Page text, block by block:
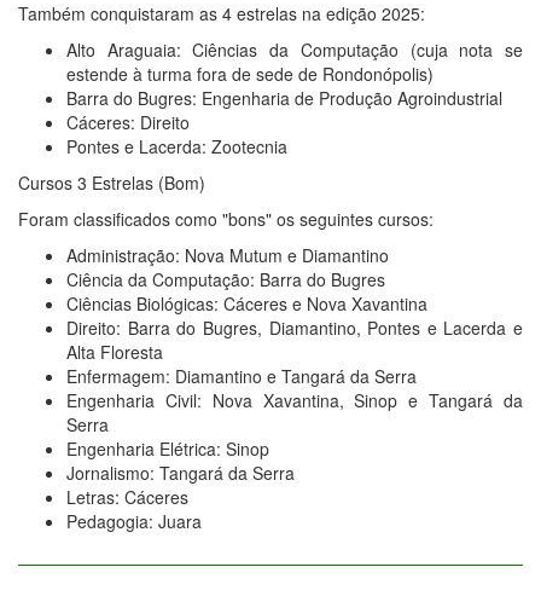
Também conquistaram as 4 estrelas na edição 2025:
Alto Araguaia: Ciências da Computação (cuja nota se
estende à turma fora de sede de Rondonópolis)
Barra do Bugres: Engenharia de Produção Agroindustrial
Cáceres: Direito
Pontes e Lacerda: Zootecnia
Cursos 3 Estrelas (Bom)
Foram classificados como "bons" os seguintes cursos:
Administração: Nova Mutum e Diamantino
Ciência da Computação: Barra do Bugres
Ciências Biológicas: Cáceres e Nova Xavantina
Direito: Barra do Bugres, Diamantino, Pontes e Lacerda e
Alta Floresta
Enfermagem: Diamantino e Tangará da Serra
Engenharia Civil: Nova Xavantina, Sinop e Tangará da
Serra
Engenharia Elétrica: Sinop
Jornalismo: Tangará da Serra
Letras: Cáceres
Pedagogia: Juara